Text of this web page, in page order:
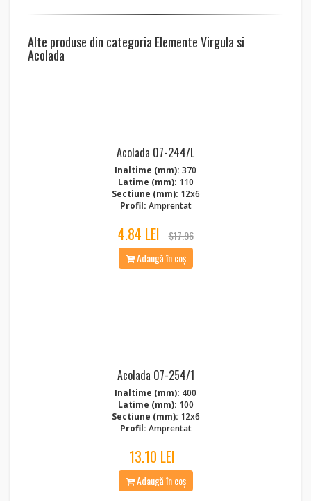
Alte produse din categoria Elemente Virgula si
Acolada
Acolada 07-244/L
Inaltime (mm): 370
Latime (mm): 110
Sectiune (mm): 12x6
Profil: Amprentat
4.84 LEI
$17.96
Adaugă în coș
Acolada 07-254/1
Inaltime (mm): 400
Latime (mm): 100
Sectiune (mm): 12x6
Profil: Amprentat
13.10 LEI
Adaugă în coș